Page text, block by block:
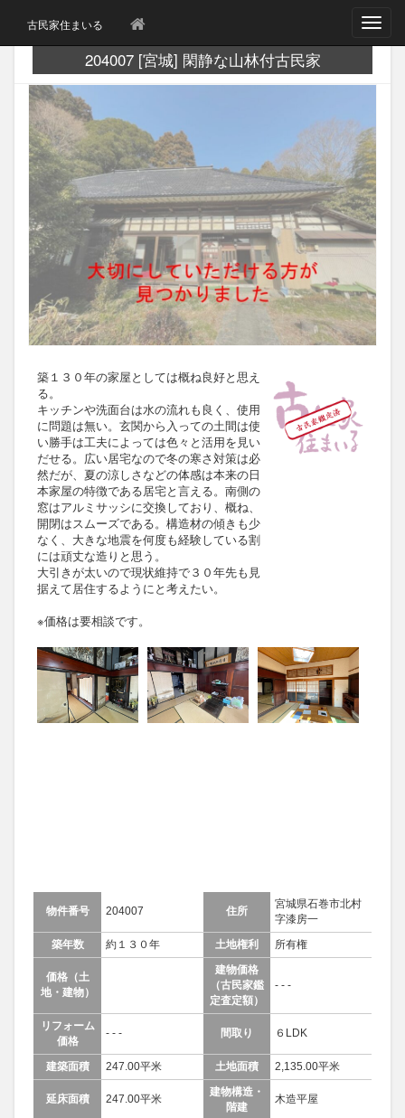
古民家住まいる
T
g
l
a
v
i
g
a
t
i
o
204007 [宮城] 閑静な山林付古民家
築１３０年の家屋としては概ね良好と思え
る。
キッチンや洗面台は水の流れも良く、使用
に問題は無い。玄関から入っての土間は使
い勝手は工夫によっては色々と活用を見い
だせる。広い居宅なので冬の寒さ対策は必
然だが、夏の涼しさなどの体感は本来の日
本家屋の特徴である居宅と言える。南側の
窓はアルミサッシに交換しており、概ね、
開閉はスムーズである。構造材の傾きも少
なく、大きな地震を何度も経験している割
には頑丈な造りと思う。
大引きが太いので現状維持で３０年先も見
据えて居住するようにと考えたい。
※価格は要相談です。
物件番号 204007 住所
宮城県石巻市北村
字漆房一
築年数
約１３０年 土地権利 所有権
価格（土
地・建物）
建物価格
（古民家鑑
定査定額）
- - -
リフォーム
価格
- - - 間取り ６LDK
建築面積 247.00平米 土地面積 2,135.00平米
延床面積 247.00平米
建物構造・
階建
木造平屋